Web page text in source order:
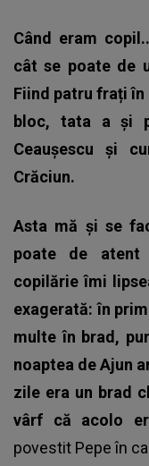
Când eram
cât se poate de
Fiind patru frați
bloc, tata a și
Ceaușescu și
Crăciun.
Asta mă și se
poate de
copilărie îmi
exagerată: în
multe în brad,
noaptea de Ajun
zile era un brad
vârf că acolo
povestit Pepe în